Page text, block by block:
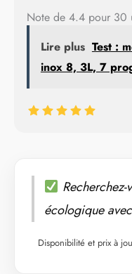
Note de 4.4 pour 30
Lire plus Test :
inox 8, 3L, 7
écologique
Disponibilité et prix à